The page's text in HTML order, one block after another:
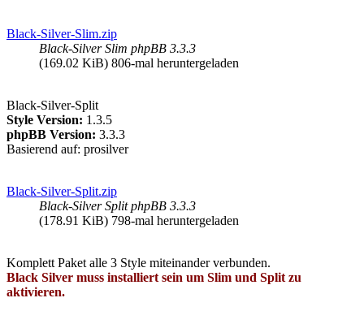
Black-Silver-Slim.zip
Black-Silver Slim phpBB 3.3.3
(169.02 KiB) 806-mal heruntergeladen
Black-Silver-Split
Style Version: 1.3.5
phpBB Version: 3.3.3
Basierend auf: prosilver
Black-Silver-Split.zip
Black-Silver Split phpBB 3.3.3
(178.91 KiB) 798-mal heruntergeladen
Komplett Paket alle 3 Style miteinander verbunden.
Black Silver muss installiert sein um Slim und Split zu
aktivieren.